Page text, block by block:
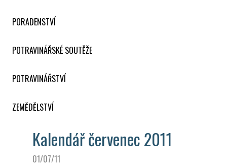
PORADENSTVÍ
POTRAVINÁŘSKÉ SOUTĚŽE
POTRAVINÁŘSTVÍ
ZEMĚDĚLSTVÍ
Kalendář červenec 2011
01/07/11